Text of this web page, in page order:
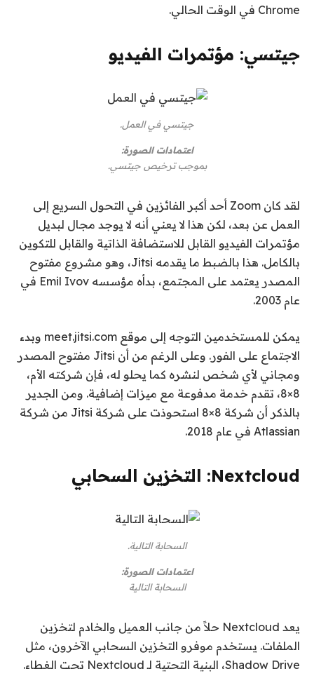
Chrome في الوقت الحالي.
جيتسي: مؤتمرات الفيديو
جيتسي في العمل.
اعتمادات الصورة:
بموجب ترخيص جيتسي.
لقد كان Zoom أحد أكبر الفائزين في التحول السريع إلى
العمل عن بعد، لكن هذا لا يعني أنه لا يوجد مجال لبديل
مؤتمرات الفيديو القابل للاستضافة الذاتية والقابل للتكوين
بالكامل. هذا بالضبط ما يقدمه Jitsi، وهو مشروع مفتوح
المصدر يعتمد على المجتمع، بدأه مؤسسه Emil Ivov في
عام 2003.
يمكن للمستخدمين التوجه إلى موقع meet.jitsi.com وبدء
الاجتماع على الفور. وعلى الرغم من أن Jitsi مفتوح المصدر
ومجاني لأي شخص لنشره كما يحلو له، فإن شركته الأم،
8×8، تقدم خدمة مدفوعة مع ميزات إضافية. ومن الجدير
بالذكر أن شركة 8×8 استحوذت على شركة Jitsi من شركة
Atlassian في عام 2018.
Nextcloud: التخزين السحابي
السحابة التالية.
اعتمادات الصورة:
السحابة التالية
يعد Nextcloud حلاً من جانب العميل والخادم لتخزين
الملفات. يستخدم موفرو التخزين السحابي الآخرون، مثل
Shadow Drive، البنية التحتية لـ Nextcloud تحت الغطاء.